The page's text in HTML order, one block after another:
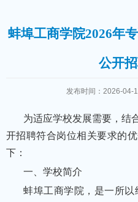
蚌埠工商学院2026年
公开
发布时间：2026-04-
为适应学校发展需要，结
开招聘符合岗位相关要求的
下：
一、学校简介
蚌埠工商学院，是一所以